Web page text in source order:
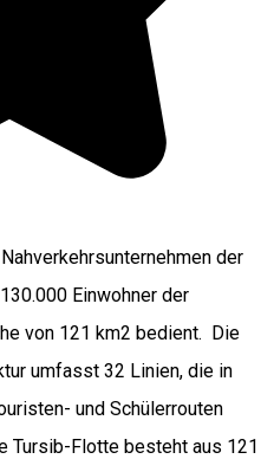
der
Einwohner der
von 121 km2 bedient. Die
umfasst 32 Linien, die in
und Schülerrouten
Tursib-Flotte besteht aus 121